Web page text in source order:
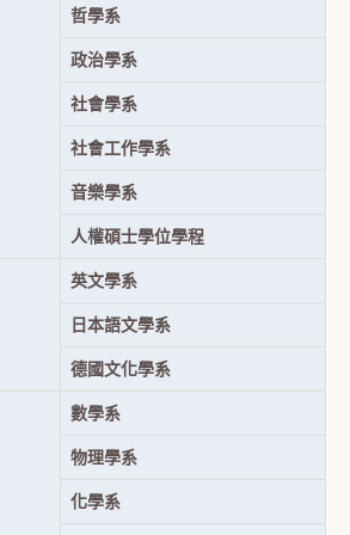
哲學系
政治學系
社會學系
社會工作學系
音樂學系
人權碩士學位學程
英文學系
日本語文學系
德國文化學系
數學系
物理學系
化學系